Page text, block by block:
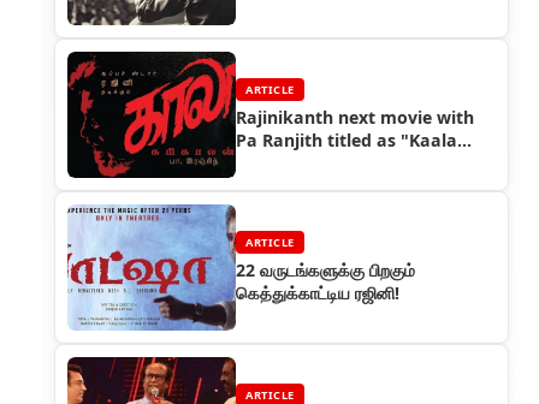
ARTICLE
Rajinikanth next movie with
Pa Ranjith titled as "Kaala
released
ARTICLE
22 வருடங்களுக்கு பிறகும்
கெத்துக்காட்டிய ரஜினி!
ARTICLE